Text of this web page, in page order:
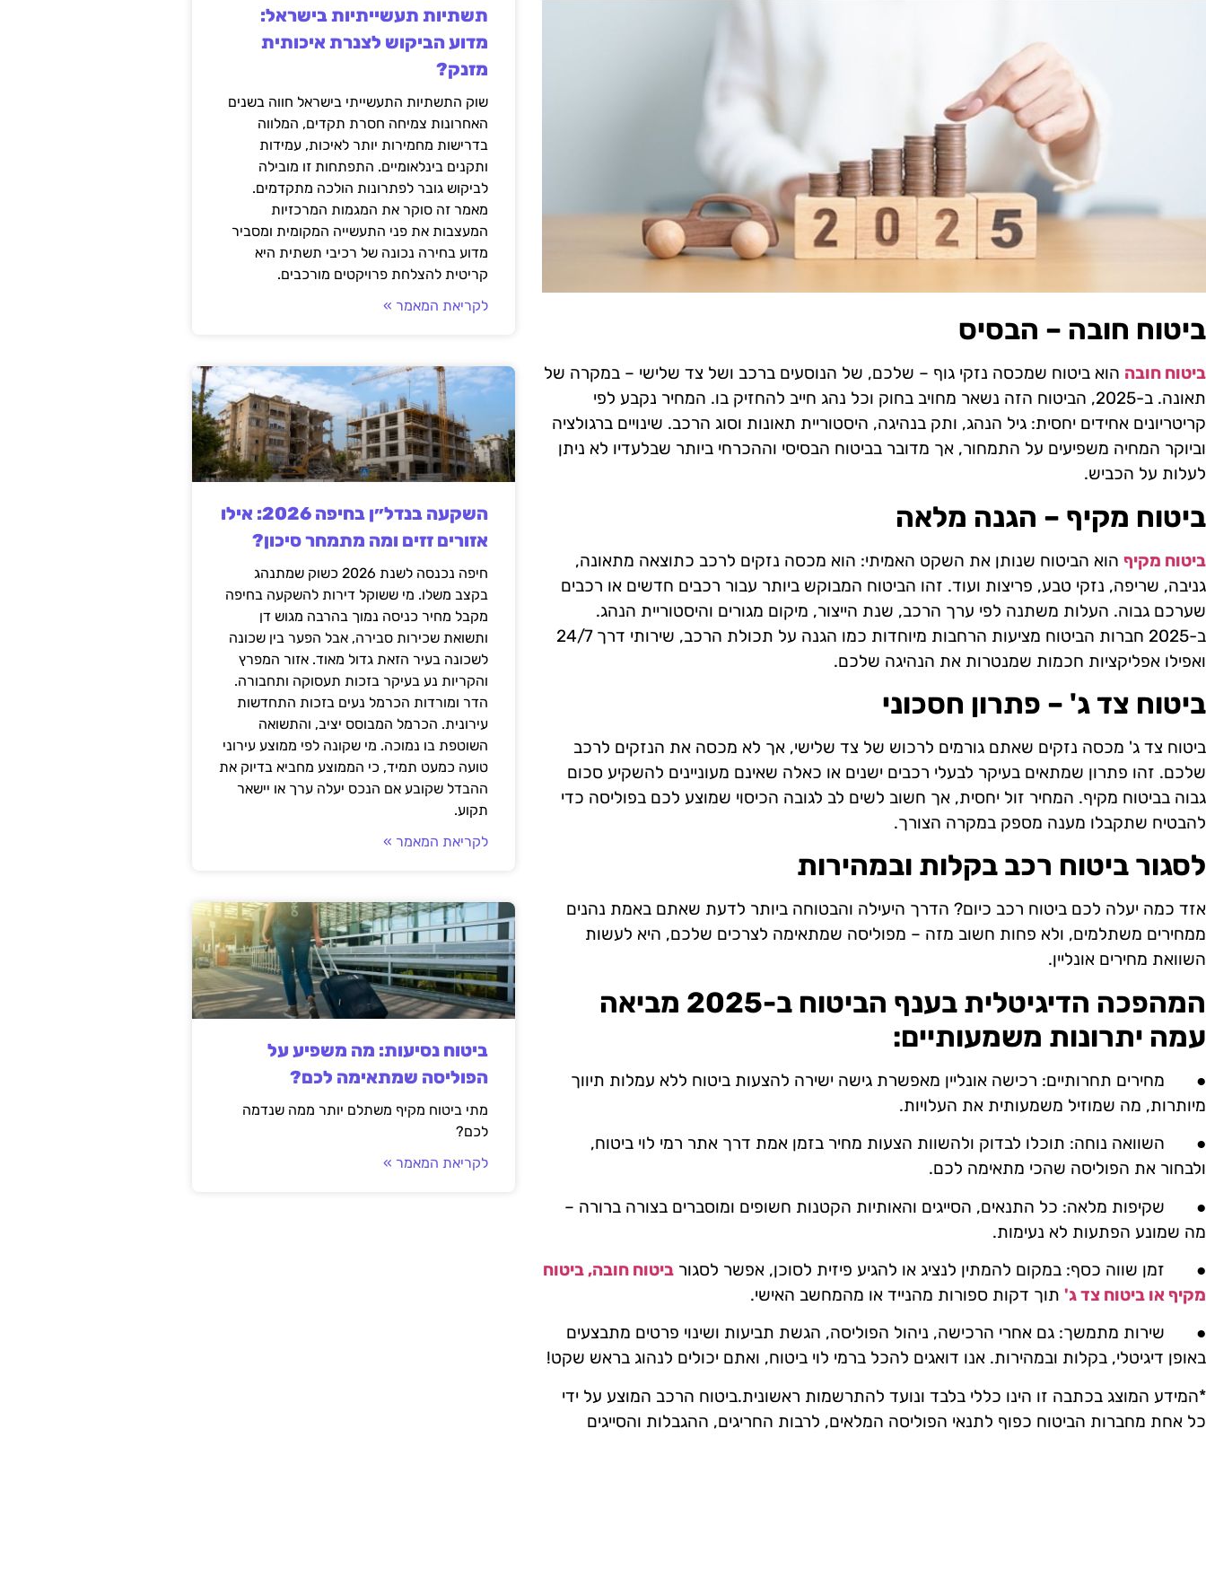
ביטוח חובה – הבסיס
ביטוח חובה הוא ביטוח שמכסה נזקי גוף – שלכם, של הנוסעים ברכב ושל צד שלישי – במקרה של
תאונה. ב-2025, הביטוח הזה נשאר מחויב בחוק וכל נהג חייב להחזיק בו. המחיר נקבע לפי
קריטריונים אחידים יחסית: גיל הנהג, ותק בנהיגה, היסטוריית תאונות וסוג הרכב. שינויים ברגולציה
וביוקר המחיה משפיעים על התמחור, אך מדובר בביטוח הבסיסי וההכרחי ביותר שבלעדיו לא ניתן
לעלות על הכביש.
ביטוח מקיף – הגנה מלאה
ביטוח מקיף הוא הביטוח שנותן את השקט האמיתי: הוא מכסה נזקים לרכב כתוצאה מתאונה,
גניבה, שריפה, נזקי טבע, פריצות ועוד. זהו הביטוח המבוקש ביותר עבור רכבים חדשים או רכבים
שערכם גבוה. העלות משתנה לפי ערך הרכב, שנת הייצור, מיקום מגורים והיסטוריית הנהג.
ב-2025 חברות הביטוח מציעות הרחבות מיוחדות כמו הגנה על תכולת הרכב, שירותי דרך 24/7
ואפילו אפליקציות חכמות שמנטרות את הנהיגה שלכם.
ביטוח צד ג' – פתרון חסכוני
ביטוח צד ג' מכסה נזקים שאתם גורמים לרכוש של צד שלישי, אך לא מכסה את הנזקים לרכב
שלכם. זהו פתרון שמתאים בעיקר לבעלי רכבים ישנים או כאלה שאינם מעוניינים להשקיע סכום
גבוה בביטוח מקיף. המחיר זול יחסית, אך חשוב לשים לב לגובה הכיסוי שמוצע לכם בפוליסה כדי
להבטיח שתקבלו מענה מספק במקרה הצורך.
לסגור ביטוח רכב בקלות ובמהירות
אזד כמה יעלה לכם ביטוח רכב כיום? הדרך היעילה והבטוחה ביותר לדעת שאתם באמת נהנים
ממחירים משתלמים, ולא פחות חשוב מזה – מפוליסה שמתאימה לצרכים שלכם, היא לעשות
השוואת מחירים אונליין.
המהפכה הדיגיטלית בענף הביטוח ב-2025 מביאה
עמה יתרונות משמעותיים:
● מחירים תחרותיים: רכישה אונליין מאפשרת גישה ישירה להצעות ביטוח ללא עמלות תיווך
מיותרות, מה שמוזיל משמעותית את העלויות.
● השוואה נוחה: תוכלו לבדוק ולהשוות הצעות מחיר בזמן אמת דרך אתר רמי לוי ביטוח,
ולבחור את הפוליסה שהכי מתאימה לכם.
● שקיפות מלאה: כל התנאים, הסייגים והאותיות הקטנות חשופים ומוסברים בצורה ברורה –
מה שמונע הפתעות לא נעימות.
● זמן שווה כסף: במקום להמתין לנציג או להגיע פיזית לסוכן, אפשר לסגור ביטוח חובה, ביטוח
מקיף או ביטוח צד ג' תוך דקות ספורות מהנייד או מהמחשב האישי.
● שירות מתמשך: גם אחרי הרכישה, ניהול הפוליסה, הגשת תביעות ושינוי פרטים מתבצעים
באופן דיגיטלי, בקלות ובמהירות. אנו דואגים להכל ברמי לוי ביטוח, ואתם יכולים לנהוג בראש שקט!
*המידע המוצג בכתבה זו הינו כללי בלבד ונועד להתרשמות ראשונית.ביטוח הרכב המוצע על ידי
כל אחת מחברות הביטוח כפוף לתנאי הפוליסה המלאים, לרבות החריגים, ההגבלות והסייגים
תשתיות תעשייתיות בישראל:
מדוע הביקוש לצנרת איכותית
מזנק?
שוק התשתיות התעשייתי בישראל חווה בשנים
האחרונות צמיחה חסרת תקדים, המלווה
בדרישות מחמירות יותר לאיכות, עמידות
ותקנים בינלאומיים. התפתחות זו מובילה
לביקוש גובר לפתרונות הולכה מתקדמים.
מאמר זה סוקר את המגמות המרכזיות
המעצבות את פני התעשייה המקומית ומסביר
מדוע בחירה נכונה של רכיבי תשתית היא
קריטית להצלחת פרויקטים מורכבים.
לקריאת המאמר »
השקעה בנדל״ן בחיפה 2026: אילו
אזורים זזים ומה מתמחר סיכון?
חיפה נכנסה לשנת 2026 כשוק שמתנהג
בקצב משלו. מי ששוקל דירות להשקעה בחיפה
מקבל מחיר כניסה נמוך בהרבה מגוש דן
ותשואת שכירות סבירה, אבל הפער בין שכונה
לשכונה בעיר הזאת גדול מאוד. אזור המפרץ
והקריות נע בעיקר בזכות תעסוקה ותחבורה.
הדר ומורדות הכרמל נעים בזכות התחדשות
עירונית. הכרמל המבוסס יציב, והתשואה
השוטפת בו נמוכה. מי שקונה לפי ממוצע עירוני
טועה כמעט תמיד, כי הממוצע מחביא בדיוק את
ההבדל שקובע אם הנכס יעלה ערך או יישאר
תקוע.
לקריאת המאמר »
ביטוח נסיעות: מה משפיע על
הפוליסה שמתאימה לכם?
מתי ביטוח מקיף משתלם יותר ממה שנדמה
לכם?
לקריאת המאמר »